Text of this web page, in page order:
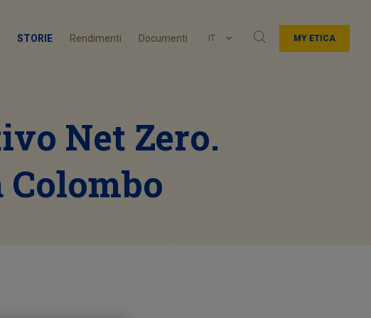
STORIE Rendimenti Documenti IT MY ETICA
Net Zero.